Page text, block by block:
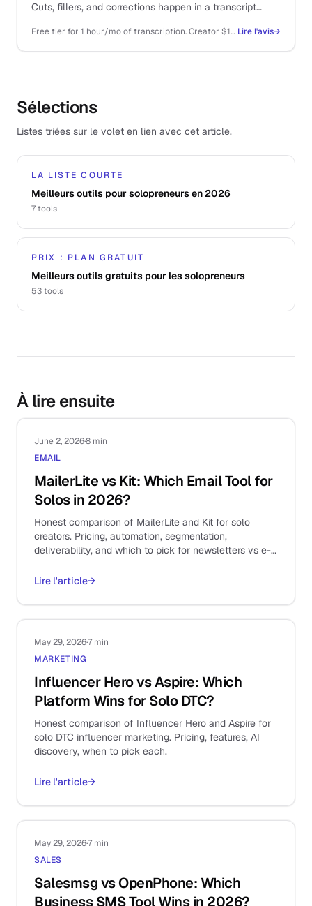
Cuts, fillers, and corrections happen in a transcript
editing into an hour.
Free tier for 1 hour/mo of transcription. Creator $19/mo, Pro $35/mo billed annually Lire l'avis→
Sélections
Listes triées sur le volet en lien avec cet article.
LA LISTE COURTE
Meilleurs outils pour solopreneurs en 2026
7tools
PRIX : PLAN GRATUIT
Meilleurs outils gratuits pour les solopreneurs
53tools
À lire ensuite
June 2, 2026·8 min
EMAIL
MailerLite vs Kit: Which Email Tool for
Solos in 2026?
Honest comparison of MailerLite and Kit for solo
creators. Pricing, automation, segmentation,
deliverability, and which to pick for newsletters vs e-
Lire l'article→
May 29, 2026·7 min
MARKETING
Influencer Hero vs Aspire: Which
Platform Wins for Solo DTC?
Honest comparison of Influencer Hero and Aspire for
solo DTC influencer marketing. Pricing, features, AI
discovery, when to pick each.
Lire l'article→
May 29, 2026·7 min
SALES
Salesmsg vs OpenPhone: Which
Business SMS Tool Wins in 2026?